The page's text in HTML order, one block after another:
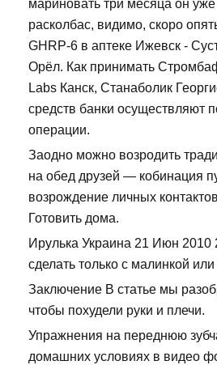
мариновать три месяца он уже
расколбас, видимо, скоро
GHRP-6 в аптеке Ижевск -
Орёл. Как принимать
Labs Канск, Станаболик
средств банки осуществляют
операции.
Заодно можно возродить
на обед друзей — кобинация
возрождение личных
Готовить дома.
Ирулька Украина 21 Июн 2010
сделать только с малинкой или
Заключение В статье мы
чтобы похудели руки и плечи.
Упражнения на переднюю
домашних условиях в видео